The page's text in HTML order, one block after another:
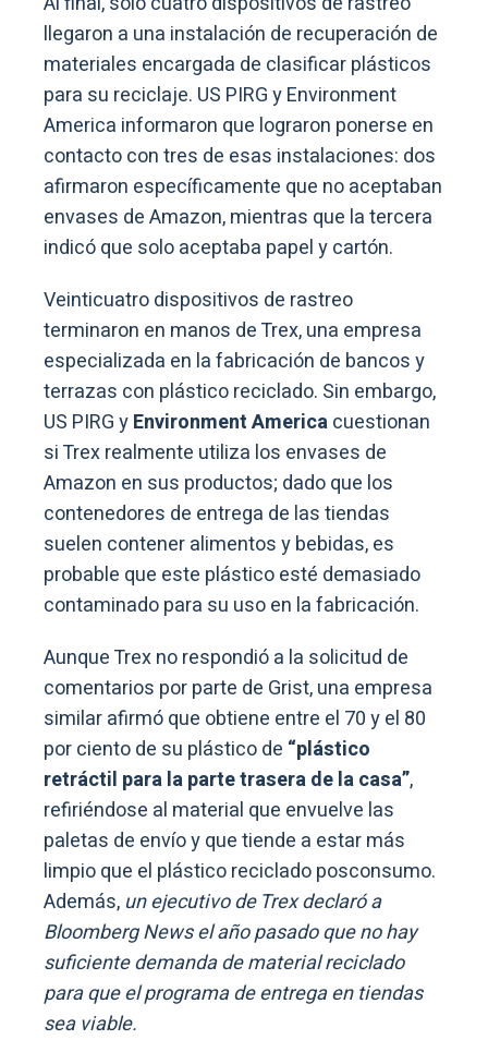
llegaron a una instalación de recuperación de
materiales encargada de clasificar plásticos
para su reciclaje. US PIRG y Environment
America informaron que lograron ponerse en
contacto con tres de esas instalaciones: dos
afirmaron específicamente que no aceptaban
envases de Amazon, mientras que la tercera
indicó que solo aceptaba papel y cartón.
Veinticuatro dispositivos de rastreo
terminaron en manos de Trex, una empresa
especializada en la fabricación de bancos y
terrazas con plástico reciclado. Sin embargo,
US PIRG yEnvironment Americacuestionan
si Trex realmente utiliza los envases de
Amazon en sus productos; dado que los
contenedores de entrega de las tiendas
suelen contener alimentos y bebidas, es
probable que este plástico esté demasiado
contaminado para su uso en la fabricación.
Aunque Trex no respondió a la solicitud de
comentarios por parte de Grist, una empresa
similar afirmó que obtiene entre el 70 y el 80
por ciento de su plástico de “plástico
retráctil para la parte trasera de la casa”,
refiriéndose al material que envuelve las
paletas de envío y que tiende a estar más
limpio que el plástico reciclado posconsumo.
Además, un ejecutivo de Trex declaró a
Bloomberg News el año pasado que no hay
suficiente demanda de material reciclado
para que el programa de entrega en tiendas
sea viable.